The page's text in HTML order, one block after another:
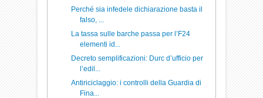
Perché sia infedele dichiarazione basta il
falso, ...
La tassa sulle barche passa per l’F24
elementi id...
Decreto semplificazioni: Durc d’ufficio per
l’edil...
Antiriciclaggio: i controlli della Guardia di
Fina...